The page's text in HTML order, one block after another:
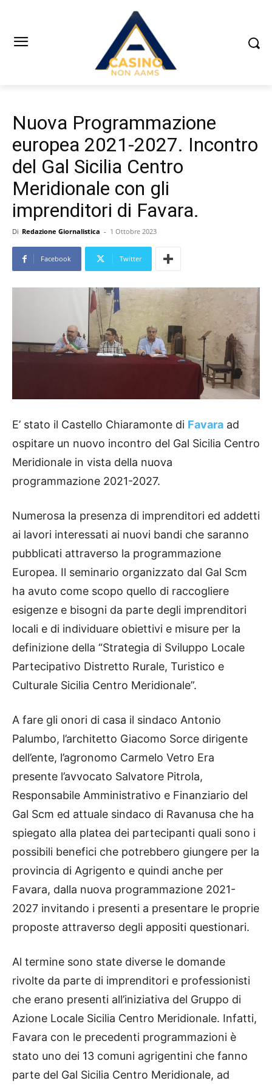
Nuova Programmazione
europea 2021-2027. Incontro
del Gal Sicilia Centro
Meridionale con gli
imprenditori di Favara.
Di Redazione Giornalistica - 1 Ottobre 2023
Facebook Twitter
E’ stato il Castello Chiaramonte di Favara ad
ospitare un nuovo incontro del Gal Sicilia Centro
Meridionale in vista della nuova
programmazione 2021-2027.
Numerosa la presenza di imprenditori ed addetti
ai lavori interessati ai nuovi bandi che saranno
pubblicati attraverso la programmazione
Europea. Il seminario organizzato dal Gal Scm
ha avuto come scopo quello di raccogliere
esigenze e bisogni da parte degli imprenditori
locali e di individuare obiettivi e misure per la
definizione della “Strategia di Sviluppo Locale
Partecipativo Distretto Rurale, Turistico e
Culturale Sicilia Centro Meridionale”.
A fare gli onori di casa il sindaco Antonio
Palumbo, l’architetto Giacomo Sorce dirigente
dell’ente, l’agronomo Carmelo Vetro Era
presente l’avvocato Salvatore Pitrola,
Responsabile Amministrativo e Finanziario del
Gal Scm ed attuale sindaco di Ravanusa che ha
spiegato alla platea dei partecipanti quali sono i
possibili benefici che potrebbero giungere per la
provincia di Agrigento e quindi anche per
Favara, dalla nuova programmazione 2021-
2027 invitando i presenti a presentare le proprie
proposte attraverso degli appositi questionari.
Al termine sono state diverse le domande
rivolte da parte di imprenditori e professionisti
che erano presenti all’iniziativa del Gruppo di
Azione Locale Sicilia Centro Meridionale. Infatti,
Favara con le precedenti programmazioni è
stato uno dei 13 comuni agrigentini che fanno
parte del Gal Sicilia Centro Meridionale, ad